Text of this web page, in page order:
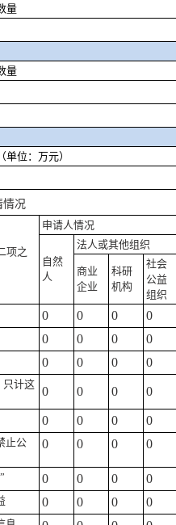
量
量
单位：万元）
情况
项之
申请人情况
自然
人
法人或其他组织
商业
企业
科研
机构
社会
公益
组织
0 0 0 0
0 0 0 0
0 0 0 0
只计这
0 0 0 0
0 0 0 0
止公
0 0 0 0
0 0 0 0
0 0 0 0